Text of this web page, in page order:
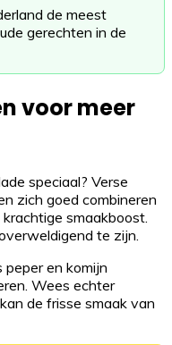
de meest
gerechten in de
voor meer
speciaal? Verse
zich goed combineren
smaakboost.
te zijn.
peper en komijn
Wees echter
de frisse smaak van